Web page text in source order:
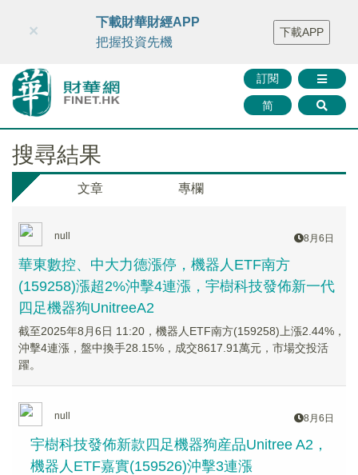
財華智庫網 FINTV FINMETA 財華證券 媒體矩陣
智庫沙龍
聯絡我們
訂閱
简
×
下載財華財經APP
把握投資先機
下載APP
搜尋結果
文章 專欄
null 8月6日
華東數控、中大力德漲停，機器人ETF南方
(159258)漲超2%沖擊4連漲，宇樹科技發佈新一代
四足機器狗UnitreeA2
截至2025年8月6日 11:20，機器人ETF南方(159258)上漲2.44%，
沖擊4連漲，盤中換手28.15%，成交8617.91萬元，市場交投活
躍。
null 8月6日
宇樹科技發佈新款四足機器狗産品Unitree A2，
機器人ETF嘉實(159526)沖擊3連漲